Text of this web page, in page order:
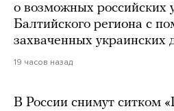
о возможных российских
Балтийского региона с
захваченных украинских
19 часов назад
В России снимут ситком